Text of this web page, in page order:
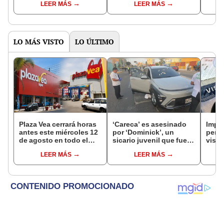
LEER MÁS
Loreto ante minería
ilegal y narcotráfico
LEER MÁS
LO MÁS VISTO LO ÚLTIMO
Plaza Vea cerrará horas
antes este miércoles 12
de agosto en todo el
hasta las 7 p.m.
LEER MÁS
‘Careca’ es asesinado
por ‘Dominick’, un
sicario juvenil que fue
LEER MÁS